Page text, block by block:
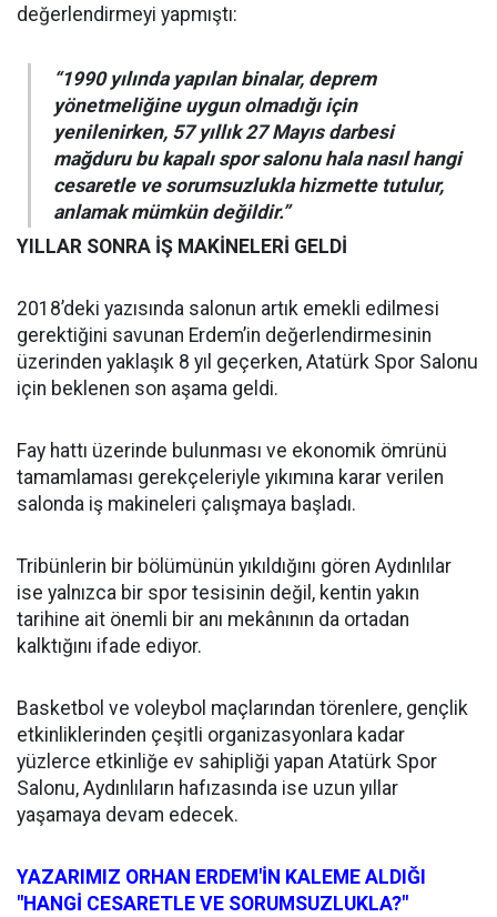
değerlendirmeyi yapmıştı:
“1990 yılında yapılan binalar, deprem
yönetmeliğine uygun olmadığı için
yenilenirken, 57 yıllık 27 Mayıs darbesi
mağduru bu kapalı spor salonu hala nasıl hangi
cesaretle ve sorumsuzlukla hizmette tutulur,
anlamak mümkün değildir.”
YILLAR SONRA İŞ MAKİNELERİ GELDİ
2018’deki yazısında salonun artık emekli edilmesi
gerektiğini savunan Erdem’in değerlendirmesinin
üzerinden yaklaşık 8 yıl geçerken, Atatürk Spor Salonu
için beklenen son aşama geldi.
Fay hattı üzerinde bulunması ve ekonomik ömrünü
tamamlaması gerekçeleriyle yıkımına karar verilen
salonda iş makineleri çalışmaya başladı.
Tribünlerin bir bölümünün yıkıldığını gören Aydınlılar
ise yalnızca bir spor tesisinin değil, kentin yakın
tarihine ait önemli bir anı mekânının da ortadan
kalktığını ifade ediyor.
Basketbol ve voleybol maçlarından törenlere, gençlik
etkinliklerinden çeşitli organizasyonlara kadar
yüzlerce etkinliğe ev sahipliği yapan Atatürk Spor
Salonu, Aydınlıların hafızasında ise uzun yıllar
yaşamaya devam edecek.
YAZARIMIZ ORHAN ERDEM'İN KALEME ALDIĞI
"HANGİ CESARETLE VE SORUMSUZLUKLA?"